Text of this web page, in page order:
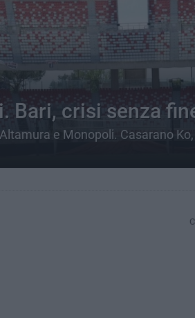
Bari, crisi senza
e Monopoli. Casarano